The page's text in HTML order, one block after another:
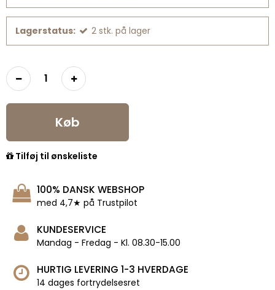
Lagerstatus: 2 stk. på lager
Køb
Tilføj til ønskeliste
HURTIG LEVERING 1-3 HVERDAGE
14 dages fortrydelsesret
KUNDESERVICE
Mandag - Fredag - Kl. 08.30-15.00
100% DANSK WEBSHOP
med 4,7★ på Trustpilot